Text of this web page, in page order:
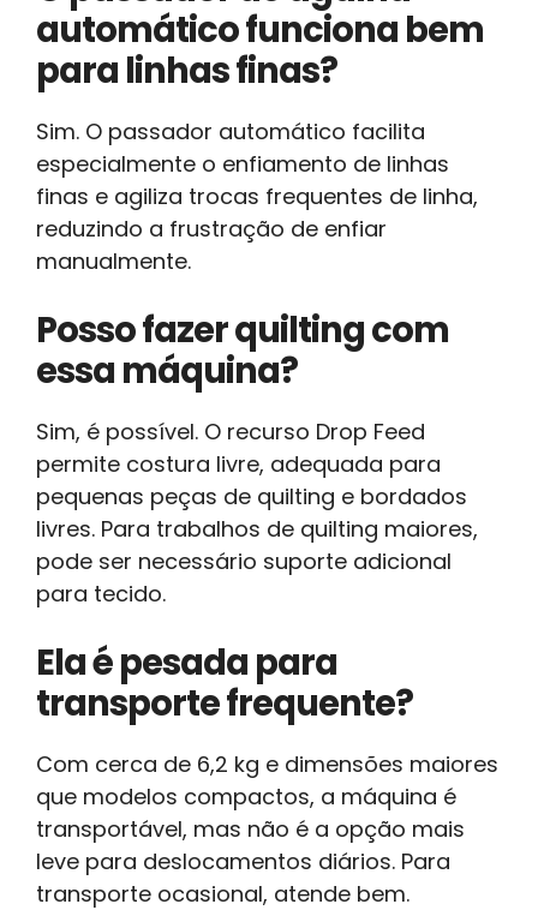
automático funciona bem
para linhas finas?
Sim. O passador automático facilita
especialmente o enfiamento de linhas
finas e agiliza trocas frequentes de linha,
reduzindo a frustração de enfiar
manualmente.
Posso fazer quilting com
essa máquina?
Sim, é possível. O recurso Drop Feed
permite costura livre, adequada para
pequenas peças de quilting e bordados
livres. Para trabalhos de quilting maiores,
pode ser necessário suporte adicional
para tecido.
Ela é pesada para
transporte frequente?
Com cerca de 6,2 kg e dimensões maiores
que modelos compactos, a máquina é
transportável, mas não é a opção mais
leve para deslocamentos diários. Para
transporte ocasional, atende bem.